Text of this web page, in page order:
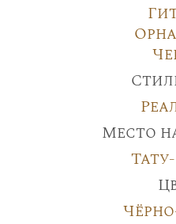
Место